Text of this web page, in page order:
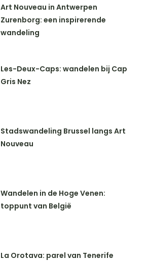
Art Nouveau in Antwerpen
Zurenborg: een inspirerende
wandeling
Les-Deux-Caps: wandelen bij Cap
Gris Nez
Stadswandeling Brussel langs Art
Nouveau
Wandelen in de Hoge Venen:
toppunt van België
La Orotava: parel van Tenerife